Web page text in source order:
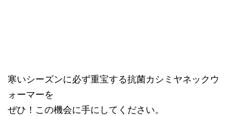
寒いシーズンに必ず重宝する抗菌カシミヤネックウ
ォーマーを
ぜひ！この機会に手にしてください。